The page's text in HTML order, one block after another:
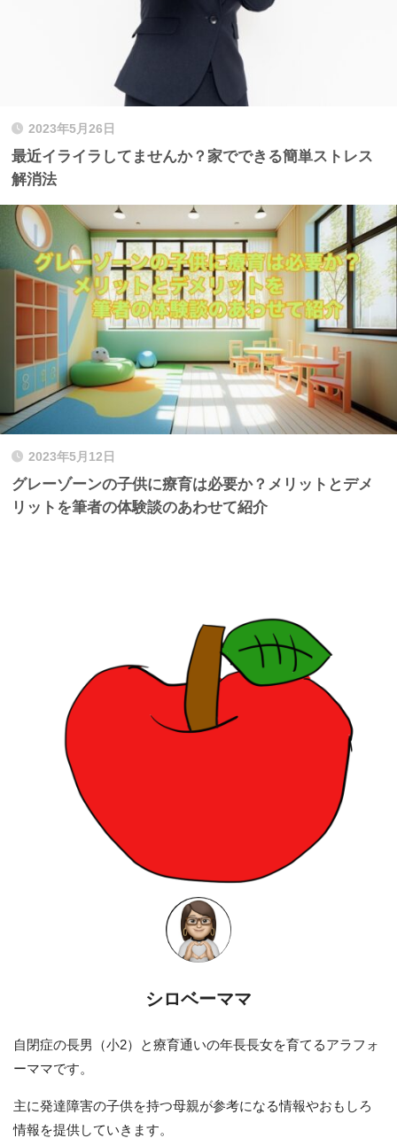
2023年5月26日
最近イライラしてませんか？家でできる簡単ストレス
解消法
2023年5月12日
グレーゾーンの子供に療育は必要か？メリットとデメ
リットを筆者の体験談のあわせて紹介
シロベーママ
自閉症の長男（小2）と療育通いの年長長女を育てるアラフォ
ーママです。
主に発達障害の子供を持つ母親が参考になる情報やおもしろ
情報を提供していきます。